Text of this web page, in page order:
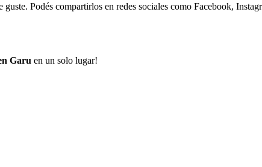
guste. Podés compartirlos en redes sociales como Facebook,
Garu en un solo lugar!